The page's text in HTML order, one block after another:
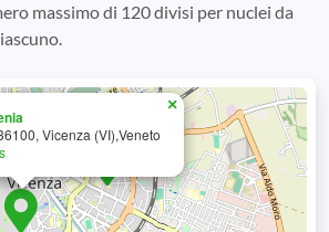
massimo di 120 divisi per nuclei da
Vicenza (VI),Veneto
×